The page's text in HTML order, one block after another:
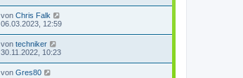
von Chris Falk
06.03.2023, 12:59
von techniker
30.11.2022, 10:23
von Gres80